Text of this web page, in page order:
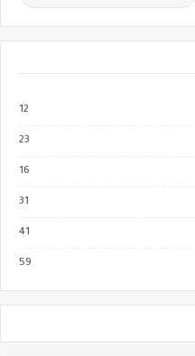
12
23
16
31
41
59